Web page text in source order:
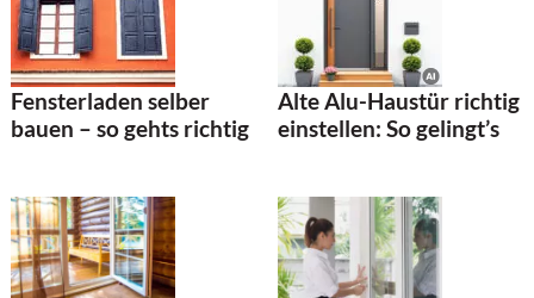
Fensterladen selber
bauen – so gehts richtig
Alte Alu-Haustür richtig
einstellen: So gelingt’s